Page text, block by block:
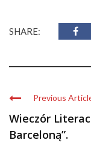
SHARE:
Previous
Wieczór
Barceloną”.